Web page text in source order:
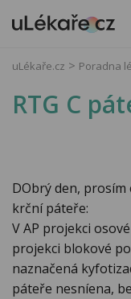
uLékaře.cz Poradna
RTG C
DObrý den, prosím
krční páteře:
V AP projekci
projekci blokové
naznačená
páteře nesníena,